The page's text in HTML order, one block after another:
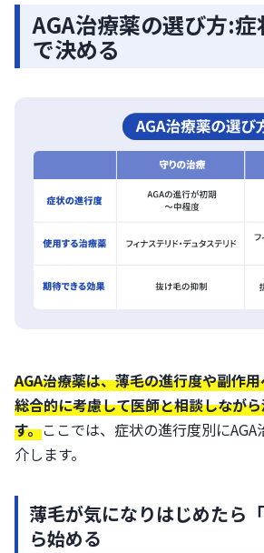
AGA治療薬の選び方:
で決める
AGA治療薬は、薄毛の進行度や副作
総合的に考慮して医師と相談しなが
す。ここでは、症状の進行度別に
介します。
薄毛が気になりはじめたら
ら始める